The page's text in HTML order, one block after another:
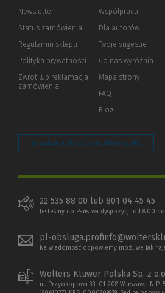
Newsletter
Status zamówienia
Regulamin sklepu
Polityka prywatności (Nowe
(Link
innej
Zwrot lub reklamacja
zamówienia
Współpraca
Dla autorów(Nowe
(Link
innej
strony)
Twoje sugestie
Co nas wyróżnia
Mapa strony
FAQ
Blog
Zarządzaj preferencjami plików cookie
22 535 88 00 lub 801 04 45 45
Jesteśmy do Państwa dyspozycji od 8:00
pl-
Na wiadomość odpowiemy możliwe jak
Wolters Kluwer Polska Sp. z
ul. Przyokopowa 33, 01-208 Warszawa; NIP: